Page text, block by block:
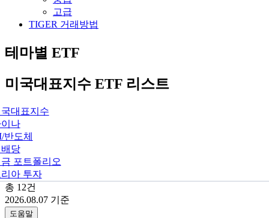
고급
TIGER 거래방법
테마별 ETF
미국대표지수 ETF 리스트
대표지수
나
반도체
당
포트폴리오
아 투자
총 12건
2026.08.07 기준
도움말